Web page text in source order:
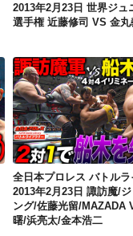
2013年2月23日 世界ジュ
選手権 近藤修司 VS 金丸
全日本プロレス バトル
2013年2月23日 諏訪魔/
ング/佐藤光留/MAZADA
曙/浜亮太/金本浩二